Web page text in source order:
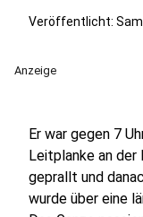
Veröffentlicht:
Anzeige
Er war gegen 7
Leitplanke an der
geprallt und
wurde über eine